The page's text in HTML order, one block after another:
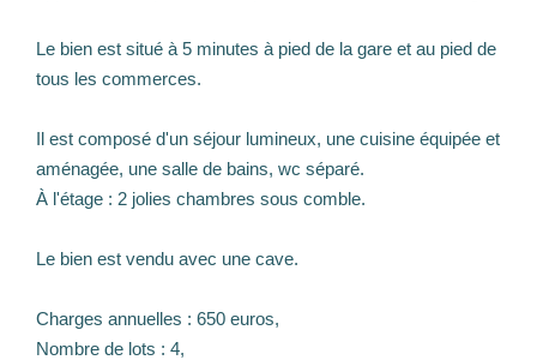
Le bien est situé à 5 minutes à pied de la gare et au pied de
tous les commerces.
Il est composé d'un séjour lumineux, une cuisine équipée et
aménagée, une salle de bains, wc séparé.
À l'étage : 2 jolies chambres sous comble.
Le bien est vendu avec une cave.
Charges annuelles : 650 euros,
Nombre de lots : 4,